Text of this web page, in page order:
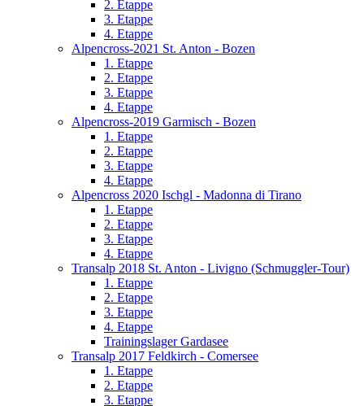
2. Etappe
3. Etappe
4. Etappe
Alpencross-2021 St. Anton - Bozen
1. Etappe
2. Etappe
3. Etappe
4. Etappe
Alpencross-2019 Garmisch - Bozen
1. Etappe
2. Etappe
3. Etappe
4. Etappe
Alpencross 2020 Ischgl - Madonna di Tirano
1. Etappe
2. Etappe
3. Etappe
4. Etappe
Transalp 2018 St. Anton - Livigno (Schmuggler-Tour)
1. Etappe
2. Etappe
3. Etappe
4. Etappe
Trainingslager Gardasee
Transalp 2017 Feldkirch - Comersee
1. Etappe
2. Etappe
3. Etappe